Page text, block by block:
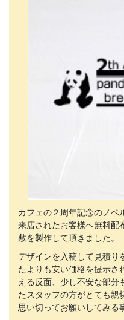
カフェの２周年記念のノベ
来店されたお客様へ無料配
敷を製作して頂きました。
デザインを入稿して見積り
たよりも安い価格を提示さ
える反面、少し不安な部分
たスタッフの方がとても親
思い切ってお願いしてみる